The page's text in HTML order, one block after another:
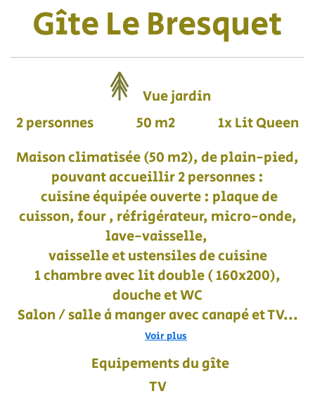
Gîte Le Bresquet
Vue jardin
2 personnes
50 m2
1x Lit Queen
Maison climatisée (50 m2), de plain-pied,
pouvant accueillir 2 personnes :
cuisine équipée ouverte : plaque de
cuisson, four , réfrigérateur, micro-onde,
lave-vaisselle,
vaisselle et ustensiles de cuisine
1 chambre avec lit double ( 160x200),
douche et WC
Salon / salle à manger avec canapé et TV...
Voir plus
Equipements du gîte
TV